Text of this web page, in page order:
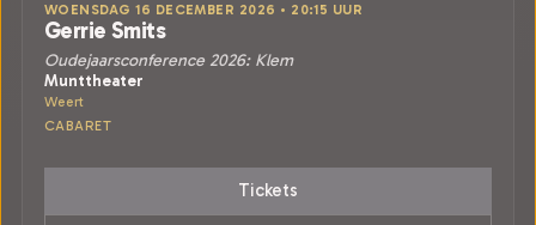
WOENSDAG 16 DECEMBER 2026 • 20:15 UUR
Gerrie Smits
Oudejaarsconference 2026: Klem
Munttheater
Weert
CABARET
Tickets